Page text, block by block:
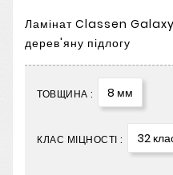
Ламінат Classen
дерев'яну підлогу
ТОВЩИНА : 8 мм
КЛАС МІЦНОСТІ : 32